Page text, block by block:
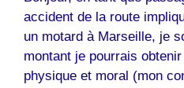
accident de la route
un motard à Marseille, je
montant je pourrais
physique et moral (mon